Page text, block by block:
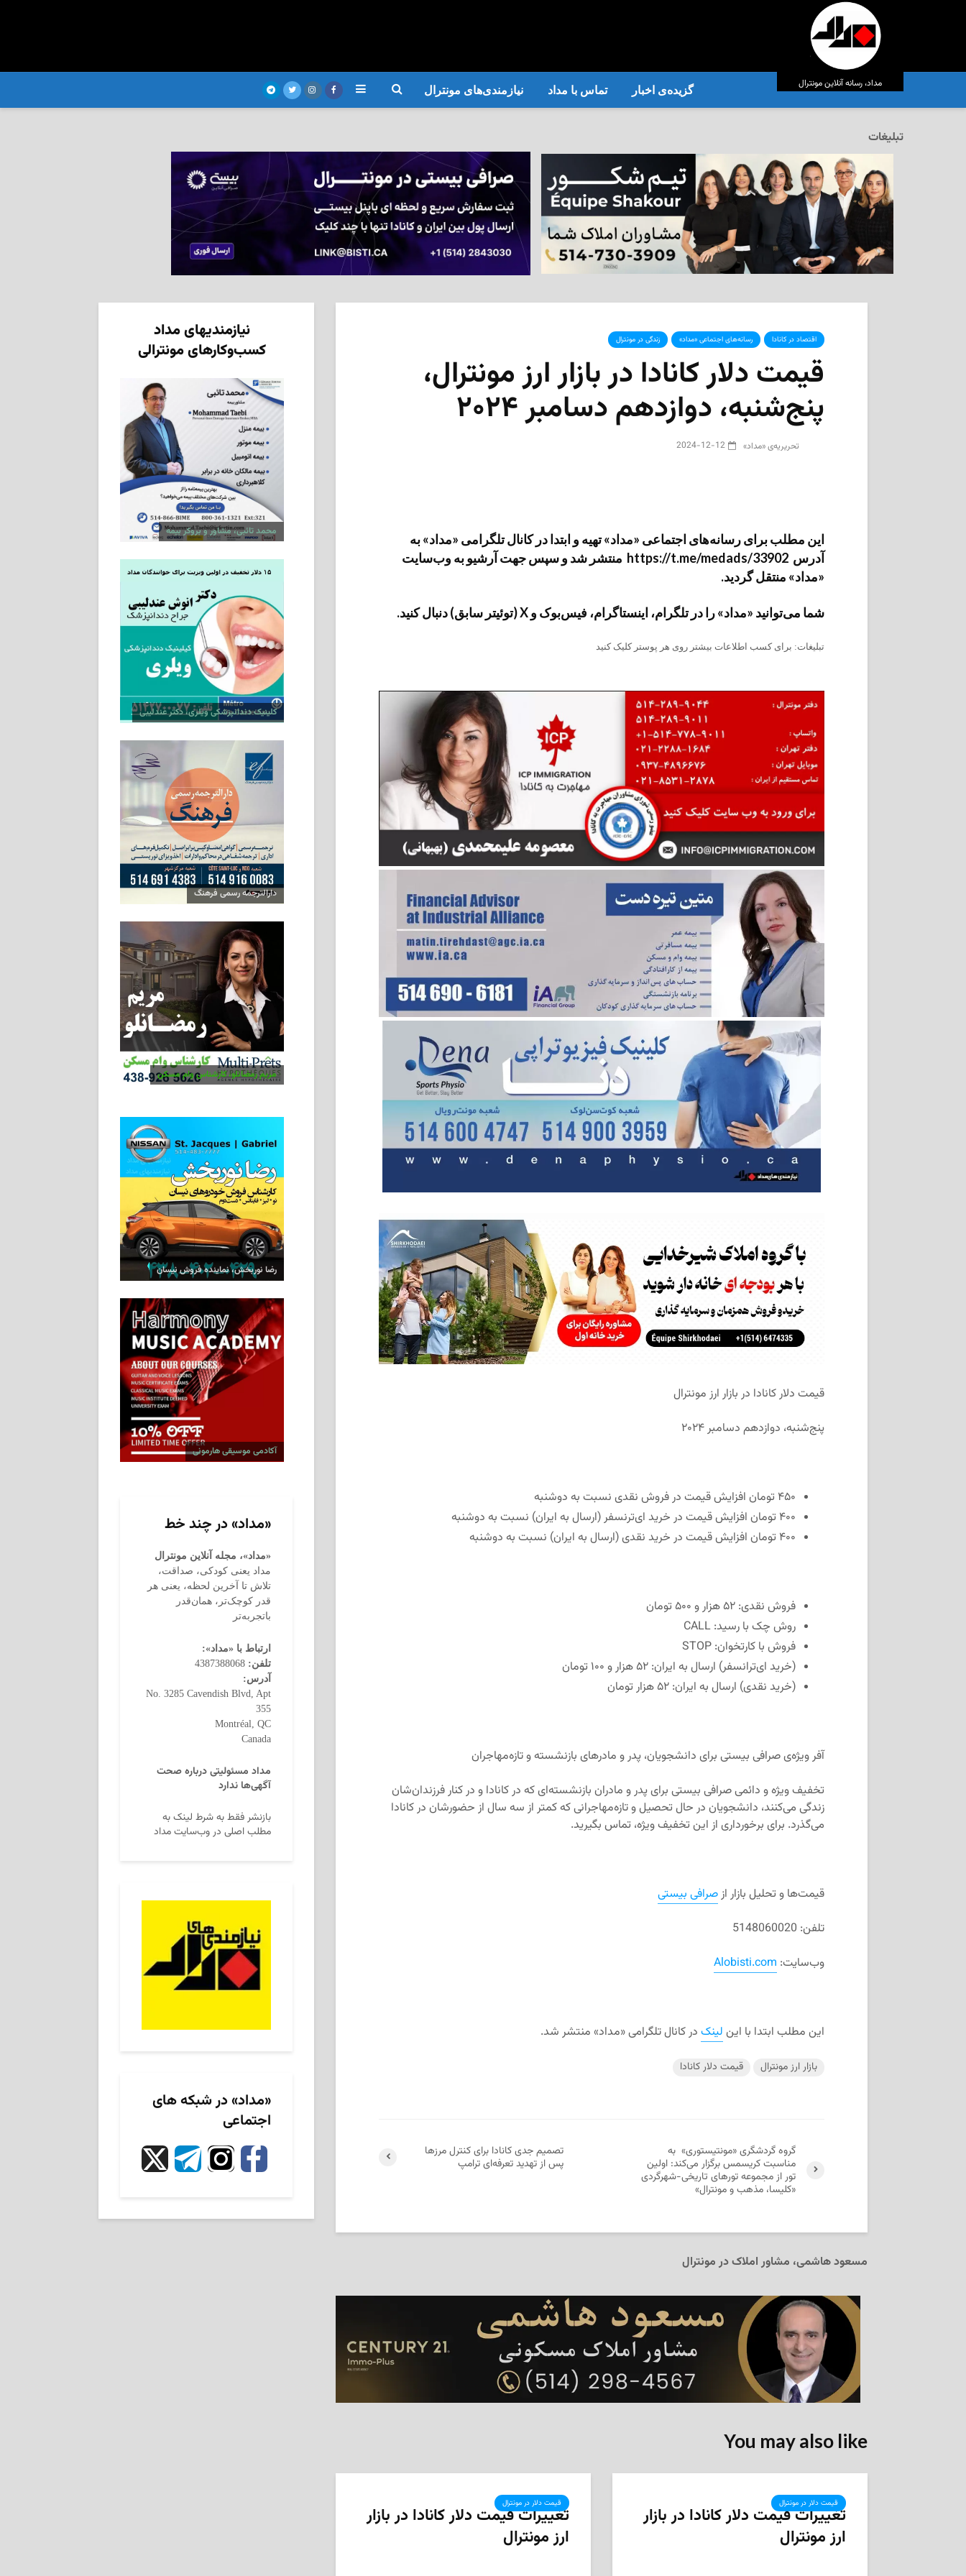
مداد، رسانه آنلاین مونترال گزیده‌ی‌ اخبار تماس با مداد نیازمندی‌های مونترال
تبلیغات
اقتصاد در کانادا رسانه‌های اجتماعی «مداد» زندگی در مونترال
قیمت دلار کانادا در بازار ارز مونترال،
پنج‌شنبه، دوازدهم دسامبر ۲۰۲۴
تحریریه‌ی «مداد» 2024-12-12
این مطلب برای رسانه‌های اجتماعی «مداد» تهیه و ابتدا در کانال تلگرامی «مداد» به
آدرس https://t.me/medads/33902 منتشر شد و سپس جهت آرشیو به وب‌سایت
«مداد» منتقل گردید.
شما می‌توانید «مداد» را در تلگرام، اینستاگرام، فیس‌بوک و X (توئیتر سابق) دنبال کنید.
تبلیغات: برای کسب اطلاعات بیشتر روی هر پوستر کلیک کنید
قیمت دلار کانادا در بازار ارز مونترال
پنج‌شنبه، دوازدهم دسامبر ۲۰۲۴
۴۵۰ تومان افزایش قیمت در فروش نقدی نسبت به دوشنبه
۴۰۰ تومان افزایش قیمت در خرید ای‌ترنسفر (ارسال به ایران) نسبت به دوشنبه
۴۰۰ تومان افزایش قیمت در خرید نقدی (ارسال به ایران) نسبت به دوشنبه
فروش نقدی: ۵۲ هزار و ۵۰۰ تومان
روش چک با رسید: CALL
فروش با کارتخوان: STOP
(خرید ای‌ترانسفر) ارسال به ایران: ۵۲ هزار و ۱۰۰ تومان
(خرید نقدی) ارسال به ایران: ۵۲ هزار تومان
‌آفر ویژه‌ی صرافی بیستی برای دانشجویان، پدر و مادرهای بازنشسته و تازه‌مهاجران
تخفیف ویژه و دائمی صرافی بیستی برای پدر و مادران بازنشسته‌ای که در کانادا و در کنار فرزندان‌شان
زندگی می‌کنند، دانشجویان در حال تحصیل و تازه‌مهاجرانی که کمتر از سه سال از حضورشان در کانادا
می‌گذرد. برای برخورداری از این تخفیف ویژه، تماس بگیرید.
قیمت‌ها و تحلیل بازار ازصرافی بیستی
تلفن: 5148060020
وب‌سایت: Alobisti.com
این مطلب ابتدا با این لینک در کانال تلگرامی «مداد» منتشر شد.
بازار ارز مونترال قیمت دلار کانادا
تصمیم جدی کانادا برای کنترل مرزها
پس از تهدید تعرفه‌ای ترامپ
گروه گردشگری «مونتیستوری» به
مناسبت کریسمس برگزار می‌کند:‌ اولین
تور از مجموعه تورهای تاریخی-شهرگردی
«کلیسا، مذهب و مونترال»
مسعود هاشمی، مشاور املاک در مونترال
You may also like
قیمت دلار در مونترال
تغییرات قیمت دلار کانادا در بازار
ارز مونترال
قیمت دلار در مونترال
تغییرات قیمت دلار کانادا در بازار
ارز مونترال
نیازمندیهای مداد
کسب‌وکارهای مونترالی
محمد تائبی، مشاور و بروکر بیمه
کلینیک دندانپزشکی ویلری، دکتر عندلیبی
دارالترجمه رسمی فرهنگ
مریم رمضانلو، کارشناس وام مسکن
رضا نوربخش، نماینده فروش نیسان
آکادمی موسیقی هارمونی
«مداد» در چند خط
«مداد»، مجله آنلاین مونترال
مداد یعنی کودکی، صداقت،
تلاش تا آخرین لحظه، یعنی هر
قدر کوچک‌تر، همان‌قدر
باتجربه‌تر
ارتباط با «مداد»:
تلفن:
آدرس:
No. 3285 Cavendish Blvd, Apt
355
Montréal, QC
Canada
مداد مسئولیتی درباره صحت
آگهی‌ها ندارد
بازنشر فقط به شرط لینک به
مطلب اصلی در وب‌سایت مداد
«مداد» در شبکه های
اجتماعی